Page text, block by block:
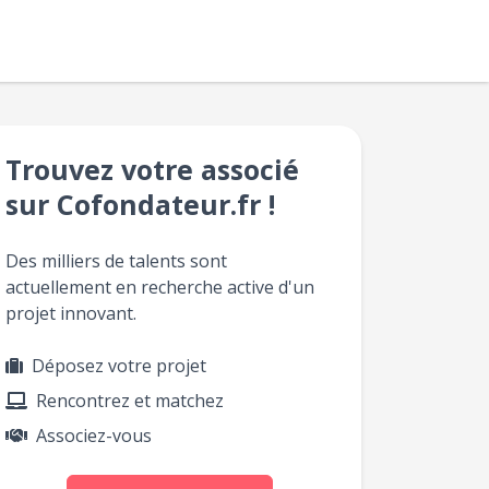
Trouvez votre associé
sur Cofondateur.fr !
Des milliers de talents sont
actuellement en recherche active d'un
projet innovant.
Déposez votre projet
Rencontrez et matchez
Associez-vous